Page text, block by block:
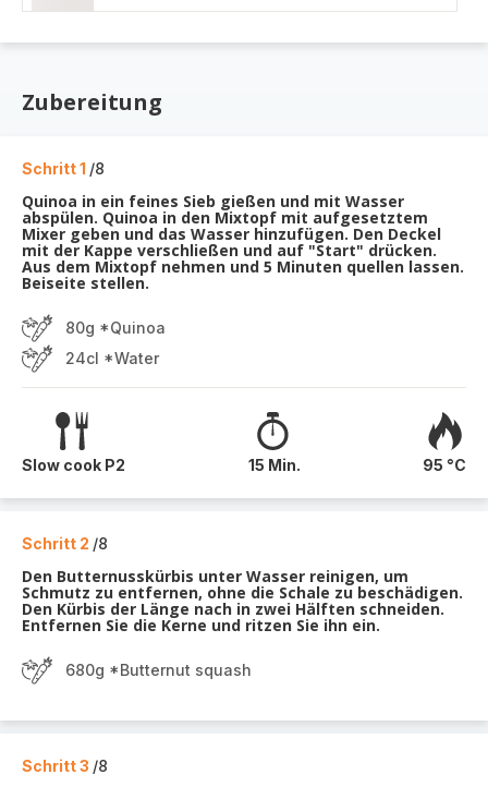
Zubereitung
Schritt 1 /8
Quinoa in ein feines Sieb gießen und mit Wasser
abspülen. Quinoa in den Mixtopf mit aufgesetztem
Mixer geben und das Wasser hinzufügen. Den Deckel
mit der Kappe verschließen und auf "Start" drücken.
Aus dem Mixtopf nehmen und 5 Minuten quellen lassen.
Beiseite stellen.
80g *Quinoa
24cl *Water
Slow cook P2 15 Min. 95 °C
Schritt 2 /8
Den Butternusskürbis unter Wasser reinigen, um
Schmutz zu entfernen, ohne die Schale zu beschädigen.
Den Kürbis der Länge nach in zwei Hälften schneiden.
Entfernen Sie die Kerne und ritzen Sie ihn ein.
680g *Butternut squash
Schritt 3 /8